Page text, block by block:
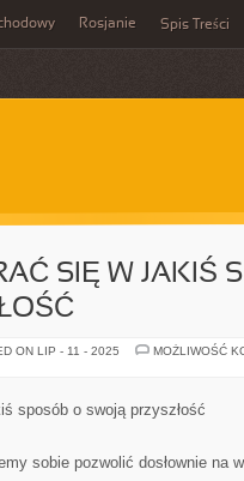
Rosjanie Spis Treści
SIĘ W JAKIŚ
ON LIP - 11 - 2025
MOŻLIWOŚĆ
sposób o swoją przyszłość
sobie pozwolić dosłownie na